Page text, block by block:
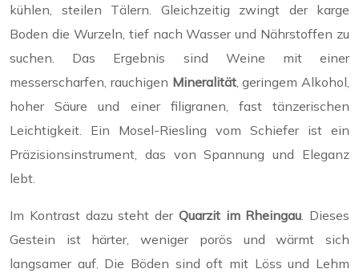
kühlen, steilen Tälern. Gleichzeitig zwingt der karge
Boden die Wurzeln, tief nach Wasser und Nährstoffen zu
suchen. Das Ergebnis sind Weine mit einer
messerscharfen, rauchigen Mineralität, geringem Alkohol,
hoher Säure und einer filigranen, fast tänzerischen
Leichtigkeit. Ein Mosel-Riesling vom Schiefer ist ein
Präzisionsinstrument, das von Spannung und Eleganz
lebt.
Im Kontrast dazu steht der Quarzit im Rheingau. Dieses
Gestein ist härter, weniger porös und wärmt sich
langsamer auf. Die Böden sind oft mit Löss und Lehm